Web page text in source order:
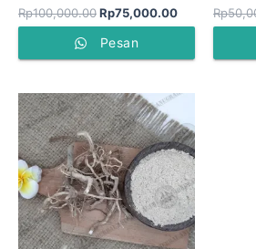
Rp100,000.00Rp75,000.00
Pesan
Rp